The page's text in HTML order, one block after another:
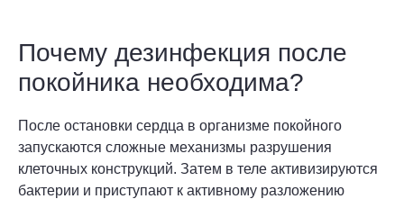
Почему дезинфекция после
покойника необходима?
После остановки сердца в организме покойного
запускаются сложные механизмы разрушения
клеточных конструкций. Затем в теле активизируются
бактерии и приступают к активному разложению